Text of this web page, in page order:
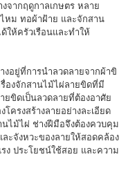
จากฤดูกาลเกษตร หลาย
หม ทอผ้าฝ้าย และจักสาน
ให้ครัวเรือนและทำให้
อยู่ที่การนำลวดลายจากผ้าขิ
องจักสานไม้ไผ่ลายขิดที่มี
ยขิดเป็นลวดลายที่ต้องอาศัย
โครงสร้างลายอย่างละเอียด
ไม้ไผ่ ช่างฝีมือจึงต้องควบคุม
ะจังหวะของลายให้สอดคล้อง
ประโยชน์ใช้สอย และความ